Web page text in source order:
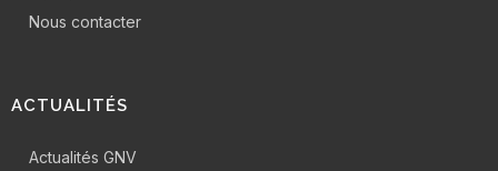
Nous contacter
ACTUALITÉS
Actualités GNV